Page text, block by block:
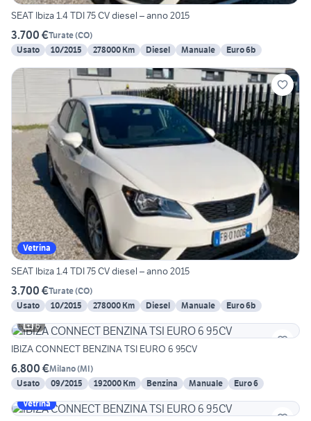
SEAT Ibiza 1.4 TDI 75 CV diesel – anno 2015
3.700 €Turate(CO)
Usato
10/2015 278000 Km Diesel Manuale Euro 6b
Vetrina
SEAT Ibiza 1.4 TDI 75 CV diesel – anno 2015
3.700 €Turate(CO)
Usato
10/2015 278000 Km Diesel Manuale
Euro 6b
6
IBIZA CONNECT BENZINA TSI EURO 6 95CV
6.800 €Milano(MI)
Usato
09/2015 192000 Km Benzina Manuale
Euro 6
Vetrina